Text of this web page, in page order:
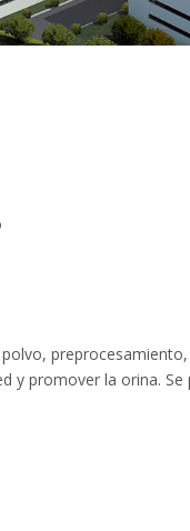
y promover la orina. Se